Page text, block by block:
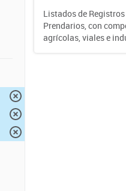
Listados de
Prendarios, con
agrícolas, viales e